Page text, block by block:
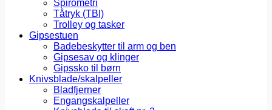
Spirometri
Tåtryk (TBI)
Trolley og tasker
Gipsestuen
Badebeskytter til arm og ben
Gipsesav og klinger
Gipssko til børn
Knivsblade/skalpeller
Bladfjerner
Engangskalpeller